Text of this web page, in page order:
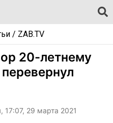
/ ZAB.TV
20-летнему
17:07, 29 марта 2021